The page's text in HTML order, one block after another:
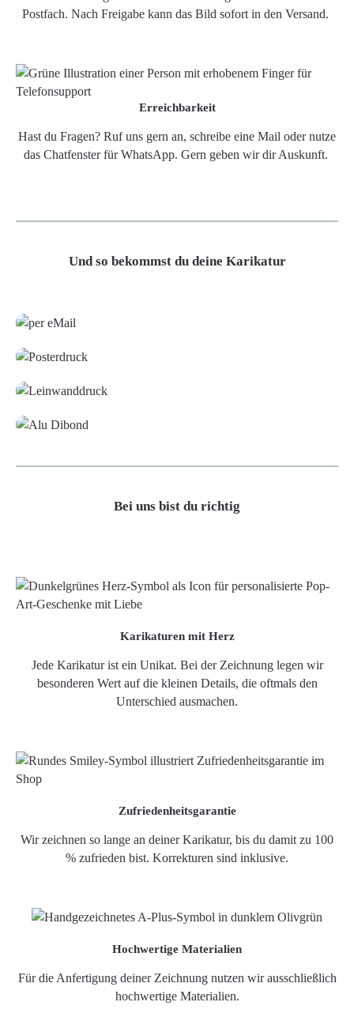
Postfach. Nach Freigabe kann das Bild sofort in den Versand.
Erreichbarkeit
Hast du Fragen? Ruf uns gern an, schreibe eine Mail oder nutze
das Chatfenster für WhatsApp. Gern geben wir dir Auskunft.
Und so bekommst du deine Karikatur
Bei uns bist du richtig
Karikaturen mit Herz
Jede Karikatur ist ein Unikat. Bei der Zeichnung legen wir
besonderen Wert auf die kleinen Details, die oftmals den
Unterschied ausmachen.
Zufriedenheitsgarantie
Wir zeichnen so lange an deiner Karikatur, bis du damit zu 100
% zufrieden bist. Korrekturen sind inklusive.
Hochwertige Materialien
Für die Anfertigung deiner Zeichnung nutzen wir ausschließlich
hochwertige Materialien.